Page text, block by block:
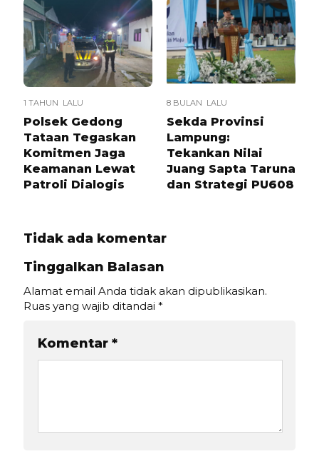
1 TAHUN LALU
Polsek Gedong
Tataan Tegaskan
Komitmen Jaga
Keamanan Lewat
Patroli Dialogis
8 BULAN LALU
Sekda Provinsi
Lampung:
Tekankan Nilai
Juang Sapta Taruna
dan Strategi PU608
Tidak ada komentar
Tinggalkan Balasan
Alamat email Anda tidak akan dipublikasikan.
Ruas yang wajib ditandai *
Komentar *